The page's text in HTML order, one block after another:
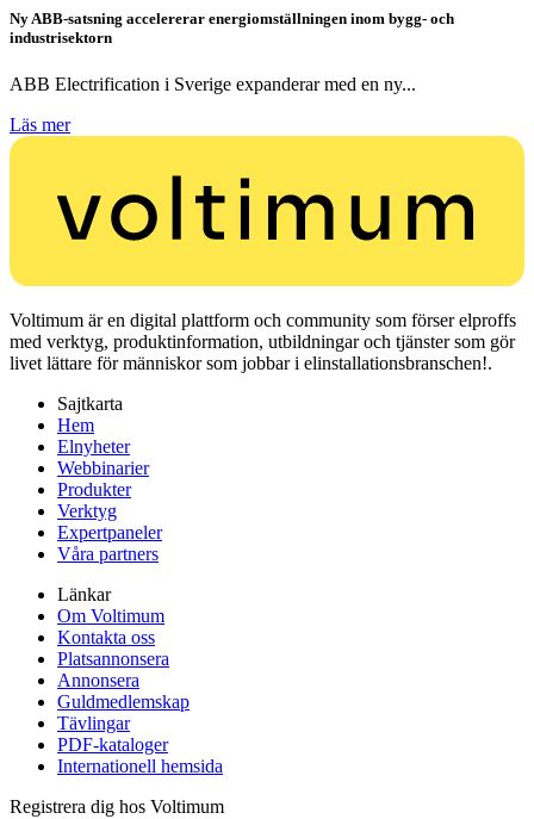
Ny ABB-satsning accelererar energiomställningen inom bygg- och
industrisektorn
ABB Electrification i Sverige expanderar med en ny...
Läs mer
Voltimum är en digital plattform och community som förser elproffs
med verktyg, produktinformation, utbildningar och tjänster som gör
livet lättare för människor som jobbar i elinstallationsbranschen!.
Sajtkarta
Hem
Elnyheter
Webbinarier
Produkter
Verktyg
Expertpaneler
Våra partners
Länkar
Om Voltimum
Kontakta oss
Platsannonsera
Annonsera
Guldmedlemskap
Tävlingar
PDF-kataloger
Internationell hemsida
Registrera dig hos Voltimum